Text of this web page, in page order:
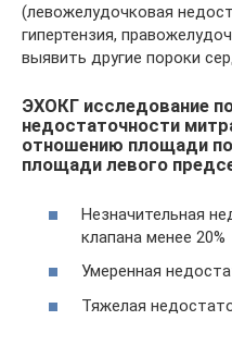
(левожелудочковая
гипертензия,
выявить другие пороки
ЭХОКГ исследование
недостаточности
отношению площади
площади левого
Незначительная
клапана менее 20%
Умеренная
Тяжелая